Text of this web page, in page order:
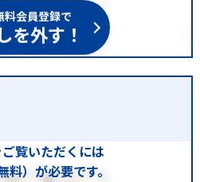
料会員登録で
を外す！
覧いただくには
料）が必要です。